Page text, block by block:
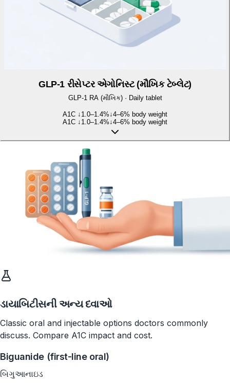
GLP-1 રીસેપ્ટર એગોનિસ્ટ (મૌખિક ટેબ્લેટ)
GLP-1 RA (મૌખિક)· Daily tablet
A1C ↓ 1.0–1.4%↓4–6% body weight
A1C ↓ 1.0–1.4%↓4–6% body weight
ડાયાબિટીસની અન્ય દવાઓ
Classic oral and injectable options doctors commonly
discuss. Compare A1C impact and cost.
Biguanide (first-line oral)
બિગુઆનાઇડ